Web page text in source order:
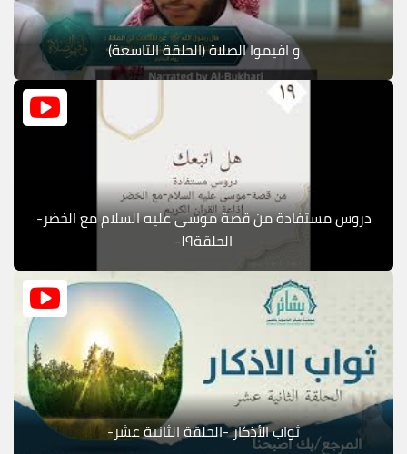
و اقيموا الصلاة (الحلقة التاسعة)
دروس مستفادة من قصة موسى عليه السلام مع الخضر-
الحلقة١٩-
ثواب الأذكار -الحلقة الثانية عشر-